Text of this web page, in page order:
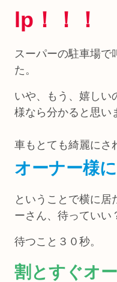
lp！！！
スーパーの駐車場で
た。
いや、もう、嬉しい
様なら分かると思い
車もとても綺麗にさ
オーナー様
ということで横に居
ーさん、待っていい
待つこと３０秒。
割とすぐオ